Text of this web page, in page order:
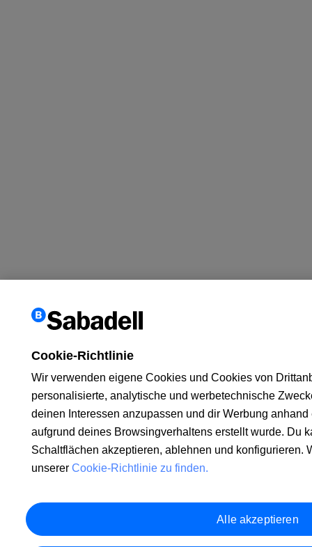
Cookie-Richtlinie
Wir verwenden eigene Cookies und Cookies von
personalisierte, analytische und werbetechnische
deinen Interessen anzupassen und dir Werbung
aufgrund deines Browsingverhaltens erstellt wurde. Du
Schaltflächen akzeptieren, ablehnen und konfigurieren.
unserer Cookie-Richtlinie zu finden.
Alle akzeptieren